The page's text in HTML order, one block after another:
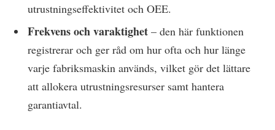
utrustningseffektivitet och OEE.
Frekvens och varaktighet – den här funktionen
registrerar och ger råd om hur ofta och hur länge
varje fabriksmaskin används, vilket gör det lättare
att allokera utrustningsresurser samt hantera
garantiavtal.